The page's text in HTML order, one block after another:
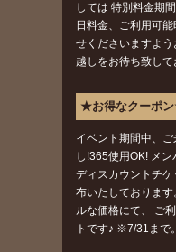
しては 特別料金期
日料金、ご利用可
せくださいますよ
越しをお待ち致して
★お得なクーポ
イベント期間中、
し!365使用OK! メン
ディスカウントチ
布いたしておりま
ルな価格にて、 ご
トです♪ ※7/31まで